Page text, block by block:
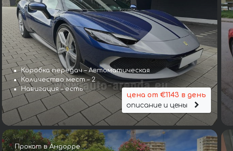
Коробка передач – Автоматическая
Количество мест – 2
Навигация – есть
цена от €1143 в день
описание и цены
Прокат в Андорре